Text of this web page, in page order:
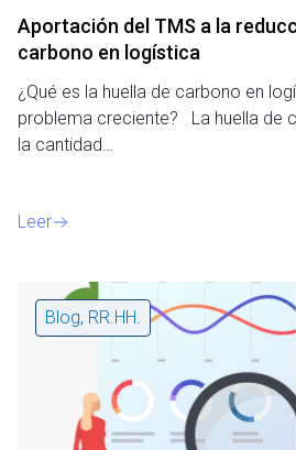
Aportación del TMS a la
carbono en logística
¿Qué es la huella de carbono en
problema creciente? La huella de
la cantidad…
Leer
Blog, RR.HH.